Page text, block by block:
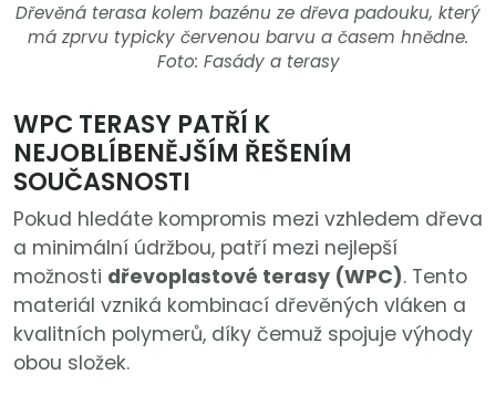
Dřevěná terasa kolem bazénu ze dřeva padouku, který
má zprvu typicky červenou barvu a časem hnědne.
Foto: Fasády a terasy
WPC TERASY PATŘÍ K
NEJOBLÍBENĚJŠÍM ŘEŠENÍM
SOUČASNOSTI
Pokud hledáte kompromis mezi vzhledem dřeva
a minimální údržbou, patří mezi nejlepší
možnosti dřevoplastové terasy (WPC). Tento
materiál vzniká kombinací dřevěných vláken a
kvalitních polymerů, díky čemuž spojuje výhody
obou složek.